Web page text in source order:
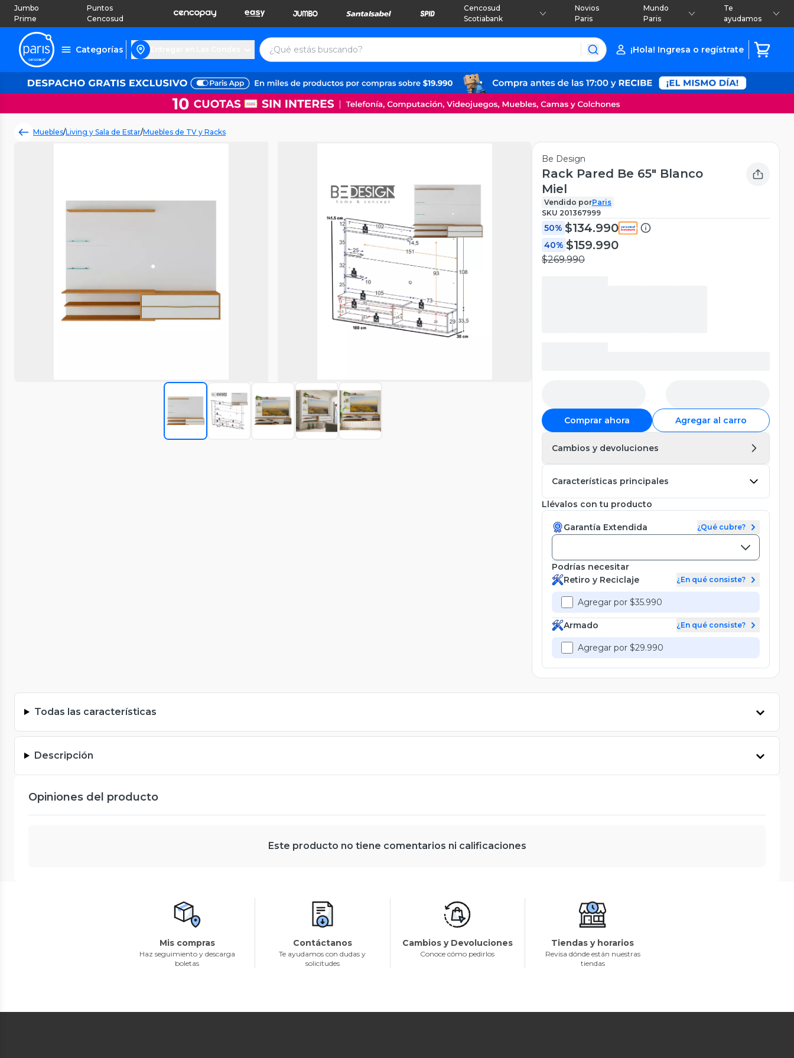
Jumbo
Prime
Puntos
Cencosud
Cencosud
Scotiabank
Novios
Paris
Mundo
Paris
Te
ayudamos
Categorías ¡Hola! Ingresa o regístrate
Muebles/Living y Sala de Estar/Muebles de TV y Racks
Be Design
Rack Pared Be 65" Blanco
Miel
Vendido porParis
SKU 201367999
50% $134.990
40% $159.990
$269.990
Comprar ahora Agregar al carro
Cambios y devoluciones
Características principales
Llévalos con tu producto
Garantía Extendida ¿Qué cubre?
Podrías necesitar
Retiro y Reciclaje
¿En qué consiste?
Agregar por $35.990
Armado ¿En qué consiste?
Agregar por $29.990
Todas las características
Descripción
Opiniones del producto
Este producto no tiene comentarios ni calificaciones
Mis compras
Haz seguimiento y descarga
boletas
Contáctanos
Te ayudamos con dudas y
solicitudes
Cambios y Devoluciones
Conoce cómo pedirlos
Tiendas y horarios
Revisa dónde están nuestras
tiendas